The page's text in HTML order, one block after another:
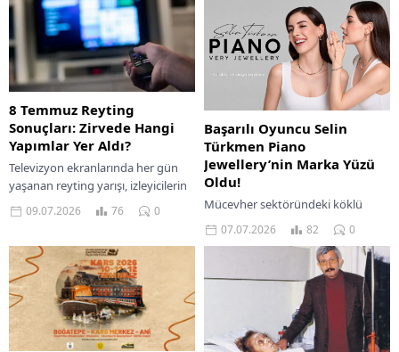
8 Temmuz Reyting
Sonuçları: Zirvede Hangi
Yapımlar Yer Aldı?
Televizyon ekranlarında her gün
yaşanan reyting yarışı, izleyicilerin
en çok hangi programları tercih
ettiğini ortaya koymaya devam
09.07.2026 76 0
Başarılı Oyuncu Selin
Türkmen Piano
Jewellery’nin Marka Yüzü
Oldu!
Mücevher sektöründeki köklü
geçmişini yenilikçi tasarımlarla
buluşturan ve Türkiye’de lüks
piercing akımının öncüsü olan
Piano Jewellery’nin yeni marka
07.07.2026 82 0